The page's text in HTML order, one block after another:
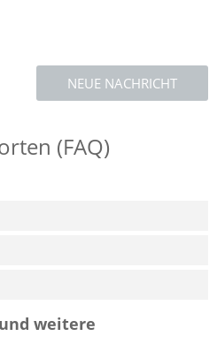
NEUE NACHRICHT
(FAQ)
weitere